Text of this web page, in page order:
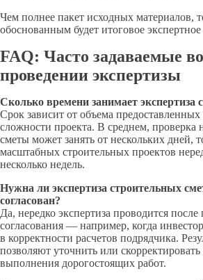
Чем полнее пакет исходных материалов,
обоснованным будет итоговое
FAQ: Часто задаваемые
проведении экспертизы
Сколько времени занимает экспертиза
Срок зависит от объема
сложности проекта. В среднем, проверка
сметы может занять от нескольких дней,
масштабных строительных проектов
несколько недель.
Нужна ли экспертиза строительных
согласован?
Да, нередко экспертиза проводится
согласования — например, когда
в корректности расчетов подрядчика.
позволяют уточнить или скорректировать
выполнения дорогостоящих работ.